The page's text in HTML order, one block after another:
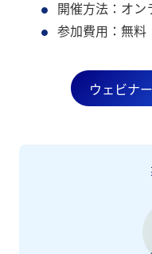
開催方法：オン
参加費用：無料
ウェビナ